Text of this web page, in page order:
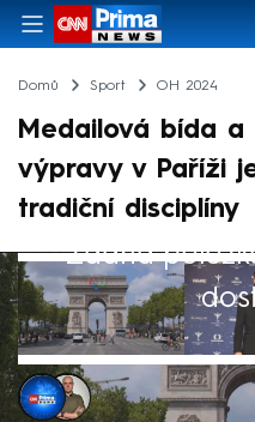
Domů Sport OH 2024
Medailová bída a
výpravy v Paříži
tradiční disciplíny
Žádná
David Kolář,Antonin
9. srp 2024, 09:31